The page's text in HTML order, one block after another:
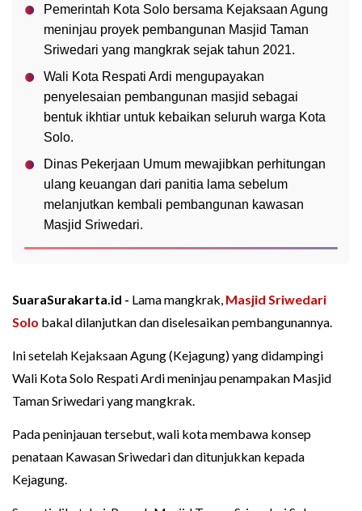
Pemerintah Kota Solo bersama Kejaksaan Agung
meninjau proyek pembangunan Masjid Taman
Sriwedari yang mangkrak sejak tahun 2021.
Wali Kota Respati Ardi mengupayakan
penyelesaian pembangunan masjid sebagai
bentuk ikhtiar untuk kebaikan seluruh warga Kota
Solo.
Dinas Pekerjaan Umum mewajibkan perhitungan
ulang keuangan dari panitia lama sebelum
melanjutkan kembali pembangunan kawasan
Masjid Sriwedari.
SuaraSurakarta.id - Lama mangkrak, Masjid Sriwedari
Solo bakal dilanjutkan dan diselesaikan pembangunannya.
Ini setelah Kejaksaan Agung (Kejagung) yang didampingi
Wali Kota Solo Respati Ardi meninjau penampakan Masjid
Taman Sriwedari yang mangkrak.
Pada peninjauan tersebut, wali kota membawa konsep
penataan Kawasan Sriwedari dan ditunjukkan kepada
Kejagung.